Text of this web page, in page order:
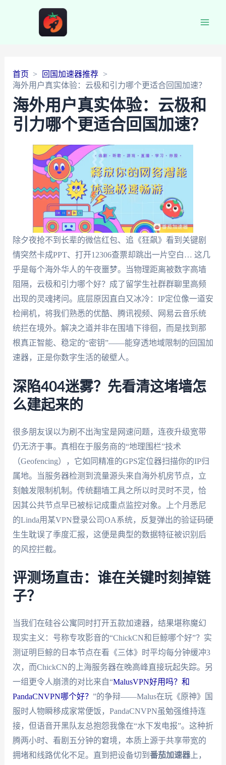
首页
回国加速器推荐
海外用户真实体验：云极和引力哪个更适合回国加速？
海外用户真实体验：云极和
引力哪个更适合回国加速？
除夕夜抢不到长辈的微信红包、追《狂飙》看到关键剧
情突然卡成PPT、打开12306查票却跳出一片空白… 这几
乎是每个海外华人的午夜噩梦。当物理距离被数字高墙
阻隔，云极和引力哪个好？成了留学生社群群聊里高频
出现的灵魂拷问。底层原因直白又冰冷：IP定位像一道安
检闸机，将我们熟悉的优酷、腾讯视频、网易云音乐统
统拦在境外。解决之道并非在围墙下徘徊，而是找到那
根真正智能、稳定的“密钥”——能穿透地域限制的回国加
速器，正是你数字生活的破壁人。
深陷404迷雾？先看清这堵墙怎
么建起来的
很多朋友误以为刷不出淘宝是网速问题，连夜升级宽带
仍无济于事。真相在于服务商的“地理围栏”技术
（Geofencing），它如同精准的GPS定位器扫描你的IP归
属地。当服务器检测到流量源头来自海外机房节点，立
刻触发限制机制。传统翻墙工具之所以时灵时不灵，恰
因其公共节点早已被标记成重点监控对象。上个月悉尼
的Linda用某VPN登录公司OA系统，反复弹出的验证码硬
生生耽误了季度汇报，这便是典型的数据特征被识别后
的风控拦截。
评测场直击：谁在关键时刻掉链
子？
当我们在硅谷公寓同时打开五款加速器，结果堪称魔幻
现实主义：号称专攻影音的“ChickCN和巨鲸哪个好”？实
测证明巨鲸的日本节点在看《三体》时平均每分钟缓冲3
次，而ChickCN的上海服务器在晚高峰直接玩起失踪。另
一组更令人崩溃的对比来自“MalusVPN好用吗？和
PandaCNVPN哪个好？ ”的争辩——Malus在玩《原神》国
服时人物瞬移成家常便饭，PandaCNVPN虽勉强维持连
接，但语音开黑队友总抱怨我像在“水下发电报”。这种折
腾两小时、看剧五分钟的窘境，本质上源于共享带宽的
拥堵和线路优化不足。直到把设备切到 番茄加速器上，